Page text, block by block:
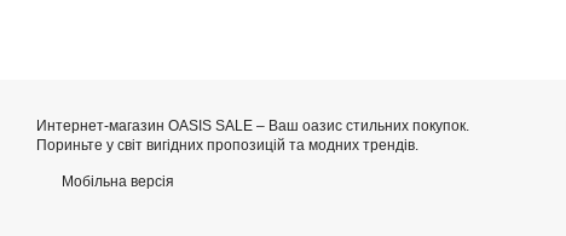
Интернет-магазин OASIS SALE – Ваш оазис стильних покупок.
Пориньте у світ вигідних пропозицій та модних трендів.
Мобільна версія